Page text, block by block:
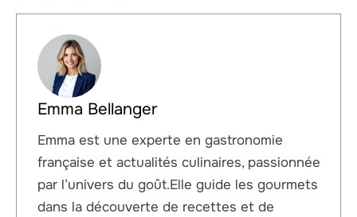
Emma Bellanger
Emma est une experte en gastronomie
française et actualités culinaires, passionnée
par l’univers du goût.Elle guide les gourmets
dans la découverte de recettes et de